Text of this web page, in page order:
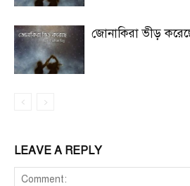
জোনাকিরা ভীড়
LEAVE A REPLY